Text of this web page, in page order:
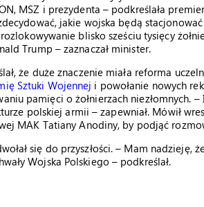
MSZ i prezydenta – podkreślała
jakie wojska będą
blisko sześciu tysięcy
Trump – zaznaczał minister.
że duże znaczenie miała reforma
Sztuki Wojennej i powołanie nowych
pamięci o żołnierzach niezłomnych.
polskiej armii – zapewniał. Mówił
MAK Tatiany Anodiny, by podjąć
się do przyszłości. – Mam nadzieję,
Wojska Polskiego – podkreślał.